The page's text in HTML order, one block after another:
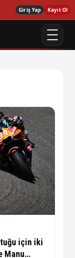
Giriş Yap Kayıt Ol
için iki
Manu